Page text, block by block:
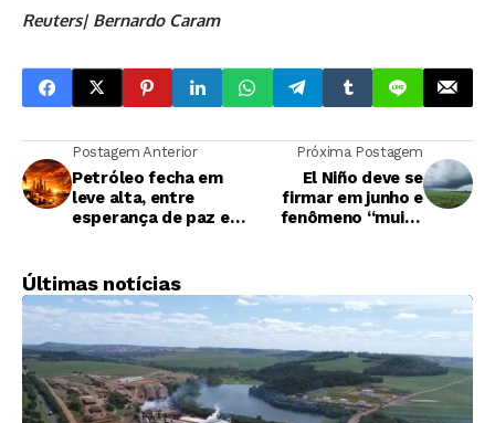
Reuters| Bernardo Caram
Postagem Anterior
Petróleo fecha em
leve alta, entre
esperança de paz e
Próxima Postagem
El Niño deve se
firmar em junho e
fenômeno “muito
Últimas notícias